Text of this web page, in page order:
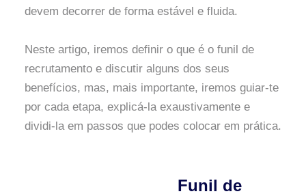
devem decorrer de forma estável e fluida.
Neste artigo, iremos definir o que é o funil de
recrutamento e discutir alguns dos seus
benefícios, mas, mais importante, iremos guiar-te
por cada etapa, explicá-la exaustivamente e
dividi-la em passos que podes colocar em prática.
Funil de